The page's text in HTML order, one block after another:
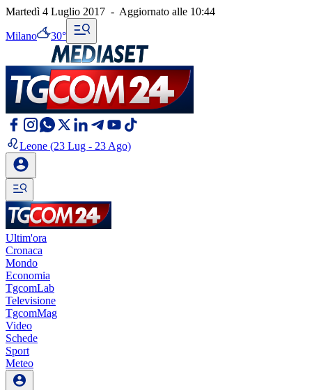
Martedì 4 Luglio 2017 - Aggiornato alle 10:44
Milano 30°
Leone (23 Lug - 23 Ago)
Ultim'ora
Cronaca
Mondo
Economia
TgcomLab
Televisione
TgcomMag
Video
Schede
Sport
Meteo